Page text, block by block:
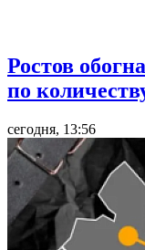
Ростов
по
сегодня, 13:56